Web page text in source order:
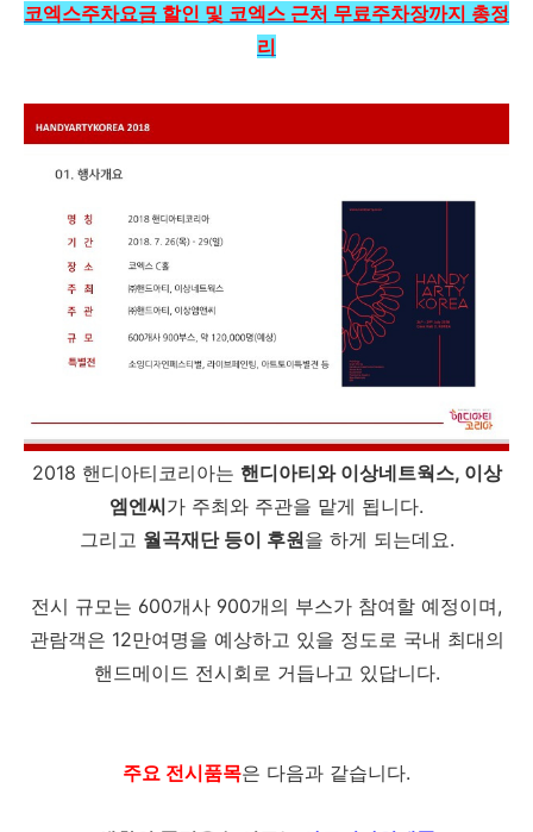
코엑스주차요금 할인 및 코엑스 근처 무료주차장까지 총정
리
2018 핸디아티코리아는 핸디아티와 이상네트웍스, 이상
엠엔씨가 주최와 주관을 맡게 됩니다.
그리고 월곡재단 등이 후원을 하게 되는데요.
전시 규모는 600개사 900개의 부스가 참여할 예정이며,
관람객은 12만여명을 예상하고 있을 정도로 국내 최대의
핸드메이드 전시회로 거듭나고 있답니다.
주요 전시품목은 다음과 같습니다.